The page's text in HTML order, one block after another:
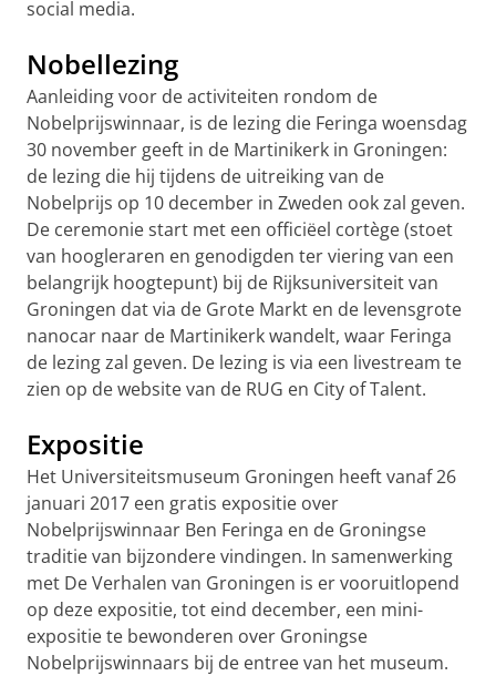
social media.
Nobellezing
Aanleiding voor de activiteiten rondom de
Nobelprijswinnaar, is de lezing die Feringa woensdag
30 november geeft in de Martinikerk in Groningen:
de lezing die hij tijdens de uitreiking van de
Nobelprijs op 10 december in Zweden ook zal geven.
De ceremonie start met een officiëel cortège (stoet
van hoogleraren en genodigden ter viering van een
belangrijk hoogtepunt) bij de Rijksuniversiteit van
Groningen dat via de Grote Markt en de levensgrote
nanocar naar de Martinikerk wandelt, waar Feringa
de lezing zal geven. De lezing is via een livestream te
zien op de website van de RUG en City of Talent.
Expositie
Het Universiteitsmuseum Groningen heeft vanaf 26
januari 2017 een gratis expositie over
Nobelprijswinnaar Ben Feringa en de Groningse
traditie van bijzondere vindingen. In samenwerking
met De Verhalen van Groningen is er vooruitlopend
op deze expositie, tot eind december, een mini-
expositie te bewonderen over Groningse
Nobelprijswinnaars bij de entree van het museum.